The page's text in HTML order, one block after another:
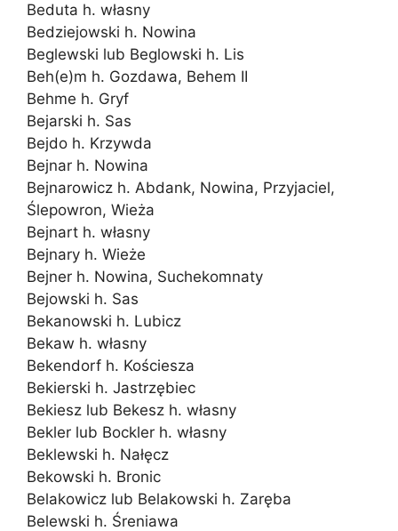
Beduta h. własny
Bedziejowski h. Nowina
Beglewski lub Beglowski h. Lis
Beh(e)m h. Gozdawa, Behem II
Behme h. Gryf
Bejarski h. Sas
Bejdo h. Krzywda
Bejnar h. Nowina
Bejnarowicz h. Abdank, Nowina, Przyjaciel,
Ślepowron, Wieża
Bejnart h. własny
Bejnary h. Wieże
Bejner h. Nowina, Suchekomnaty
Bejowski h. Sas
Bekanowski h. Lubicz
Bekaw h. własny
Bekendorf h. Kościesza
Bekierski h. Jastrzębiec
Bekiesz lub Bekesz h. własny
Bekler lub Bockler h. własny
Beklewski h. Nałęcz
Bekowski h. Bronic
Belakowicz lub Belakowski h. Zaręba
Belewski h. Śreniawa